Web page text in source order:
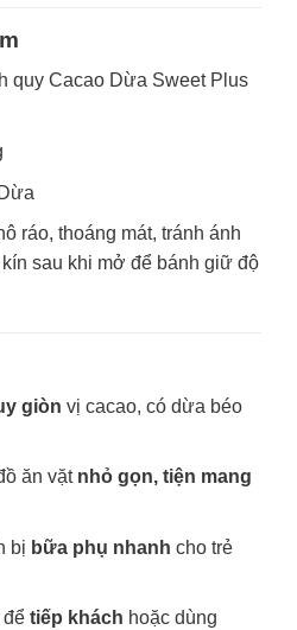
quy Cacao Dừa Sweet Plus
ráo, thoáng mát, tránh ánh
sau khi mở để bánh giữ độ
giòn vị cacao, có dừa béo
ăn vặt nhỏ gọn, tiện mang
bị bữa phụ nhanh cho trẻ
để tiếp khách hoặc dùng